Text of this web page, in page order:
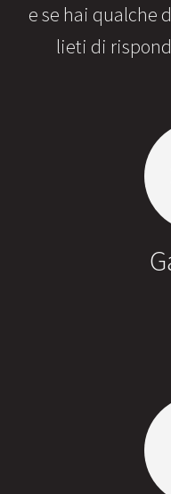
e se hai qualche
lieti di